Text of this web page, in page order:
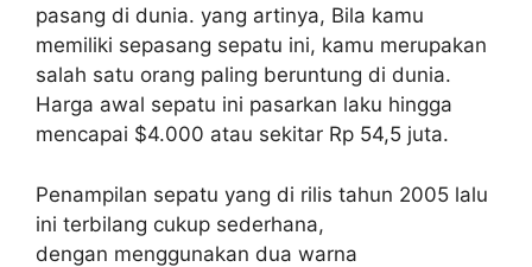
pasang di dunia. yang artinya, Bila kamu
memiliki sepasang sepatu ini, kamu merupakan
salah satu orang paling beruntung di dunia.
Harga awal sepatu ini pasarkan laku hingga
mencapai $4.000 atau sekitar Rp 54,5 juta.
Penampilan sepatu yang di rilis tahun 2005 lalu
ini terbilang cukup sederhana,
dengan menggunakan dua warna